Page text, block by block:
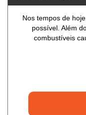
Nos tempos de
possível. Além
combustíveis